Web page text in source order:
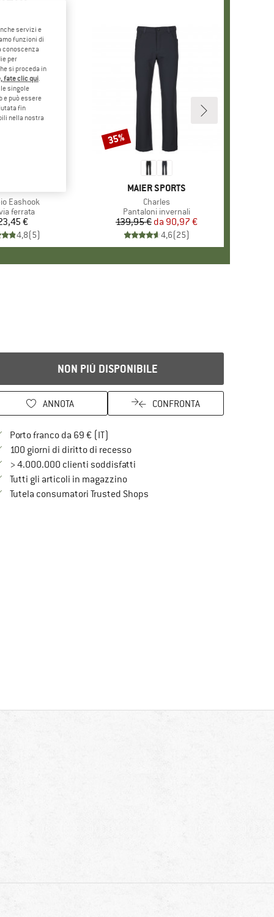
Eashook
di prodotti
ferrata
Prezzo
€
4,8(5)
MARCHIO
MAIER SPORTS
Articolo
Charles
Gruppo di prodotti
Pantaloni invernali
Prezzo
139,95 € Prezzo ridotto
da 90,97 €
4,6(25)
Sconto
35%
NON PIÙ DISPONIBILE
ANNOTA CONFRONTA
Porto franco da 69 € (IT)
100 giorni di diritto di recessoVai alla politica di recesso qui Si
> 4.000.000 clienti soddisfatti
Tutti gli articoli in magazzino
Tutela consumatori Trusted ShopsTrovi tutte le informazioni qui!
servizi e
funzioni di
conoscenza
per
si proceda in
fate clic qui.
singole
e può essere
fin
nella nostra